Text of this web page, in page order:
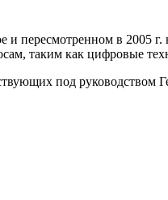
пересмотренном в 2005
таким как цифровые
под руководством